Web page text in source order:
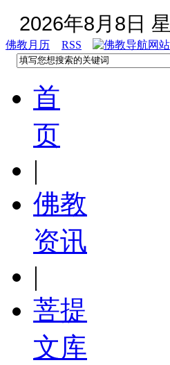
2026年8月8日
佛教月历 RSS
首
页
|
佛教
资讯
|
菩提
文库